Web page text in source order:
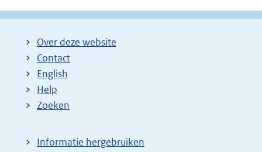
Over deze website
Contact
English
Help
Zoeken
Informatie hergebruiken